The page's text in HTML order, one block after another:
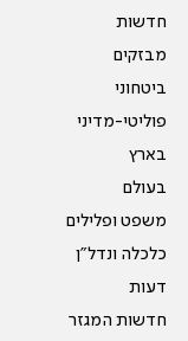
חדשות
מבזקים
ביטחוני
פוליטי-מדיני
בארץ
בעולם
משפט ופלילים
כלכלה ונדל"ן
דעות
חדשות המגזר